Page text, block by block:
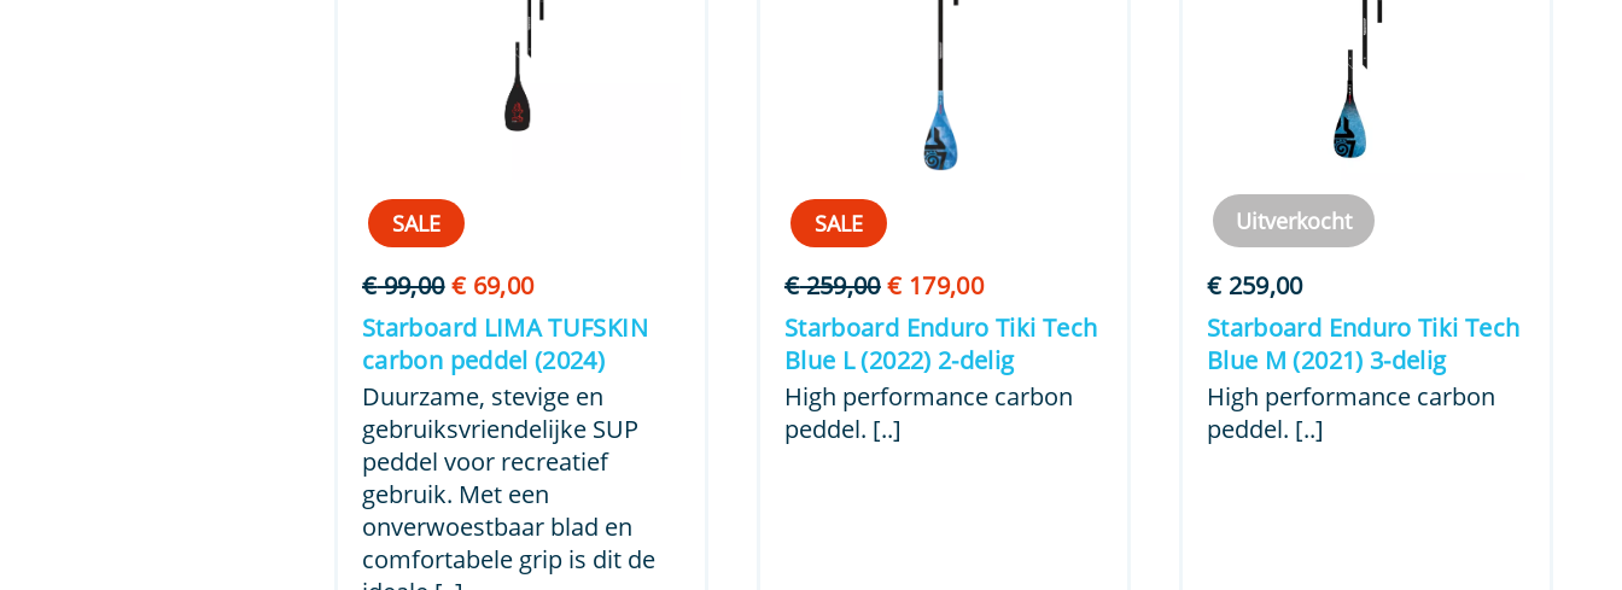
SALE
€99,00 Oorspronkelijke
prijs
was:
€ 99,00.
€69,00Huidige
prijs
is:
€ 69,00.
Starboard LIMA TUFSKIN
carbon peddel (2024)
Duurzame, stevige en
gebruiksvriendelijke SUP
peddel voor recreatief
gebruik. Met een
onverwoestbaar blad en
comfortabele grip is dit de
SALE
€259,00Oorspronkelijke
prijs
was:
€ 259,00.
€179,00Huidige
prijs
is:
€ 179,00.
Starboard Enduro Tiki Tech
Blue L (2022) 2-delig
High performance carbon
peddel. [..]
Uitverkocht
€259,00
Starboard Enduro Tiki Tech
Blue M (2021) 3-delig
High performance carbon
peddel. [..]